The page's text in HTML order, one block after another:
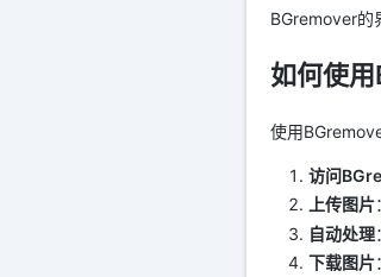
BGremover的
如何使
使用
访问
上传图片
自动处理
下载图片